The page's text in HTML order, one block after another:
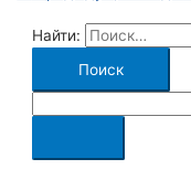
Найти: